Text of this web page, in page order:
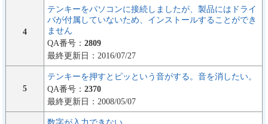
4
テンキーをパソコンに接続しましたが、製品にはドライ
バが付属していないため、インストールすることができ
ません
QA番号： 2809
最終更新日：2016/07/27
5
テンキーを押すとピッという音がする。音を消したい。
QA番号： 2370
最終更新日：2008/05/07
数字が入力できない。